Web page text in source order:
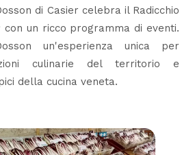
di Casier celebra il Radicchio
con un ricco programma di eventi.
un'esperienza unica per
culinarie del territorio e
della cucina veneta.